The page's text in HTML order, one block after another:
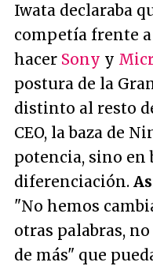
Iwata declaraba
competía frente
hacer Sony y
postura de la
distinto al resto
CEO, la baza de
potencia, sino en
diferenciación.
"No hemos
otras palabras,
de más" que